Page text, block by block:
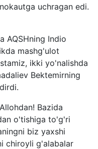
uchragan edi.
AQSHning Indio
mashg'ulot
ikki yo'nalishda
Bektemirning
Bazida
o'tishiga to'g'ri
biz yaxshi
chiroyli g'alabalar